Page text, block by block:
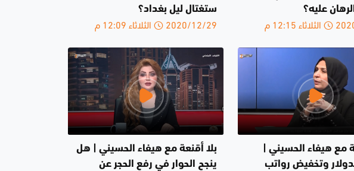
عليه؟
12:15 م
ستغتال ليل بغداد؟
2020/12/29 الثلاثاء 12:09 م
مع هيفاء الحسيني |
وتخفيض رواتب
بلا أقنعة مع هيفاء الحسيني | هل
ينجح الحوار في رفع الحجر عن